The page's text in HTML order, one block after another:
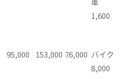
1,600
95,000 153,000 76,000 バイク
8,000